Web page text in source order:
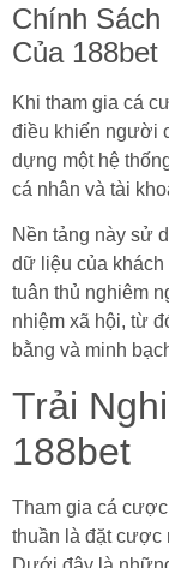
Chính
Của 188bet
Khi tham gia cá
điều khiến người
dựng một hệ
cá nhân và tài
Nền tảng này sử
dữ liệu của
tuân thủ nghiêm
nhiệm xã hội, từ
bằng và minh
Trải
188bet
Tham gia cá
thuần là đặt cược